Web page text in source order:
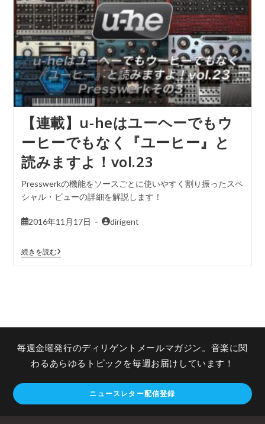
【連載】u-heはユーヘーでもウ
ーヒーでもなく『ユーヒー』と
読みますよ！vol.23
Presswerkの機能をソースごとに使いやすく割り振ったスペ
シャル・ビューの詳細を解説します！
2016年11月17日 dirigent
続きを読む
毎週金曜発行のディリゲントメールマガジン。音楽に関
わるあらゆるトピックを毎週お届けしています！
ニュースレター配信登録